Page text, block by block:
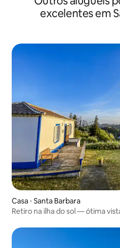
excelentes em
Casa ⋅ Santa Barbara
Retiro na ilha do sol — ótima